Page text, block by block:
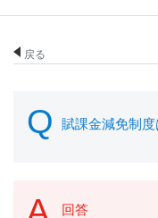
戻る
賦課金減免制度
回答